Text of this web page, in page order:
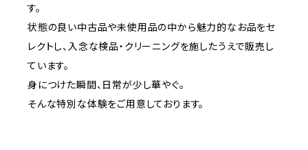
す。
状態の良い中古品や未使用品の中から魅力的なお品をセ
レクトし、入念な検品・クリーニングを施したうえで販売し
ています。
身につけた瞬間、日常が少し華やぐ。
そんな特別な体験をご用意しております。